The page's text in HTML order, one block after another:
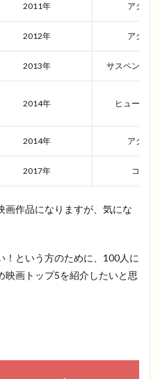
2011年 アクシ
2012年 アクシ
2013年 サスペンスミ
2014年 ヒューマン
2014年 アクシ
2017年 コメデ
画作品になりますが、気にな
！という方のために、100人に
映画トップ5を紹介したいと思